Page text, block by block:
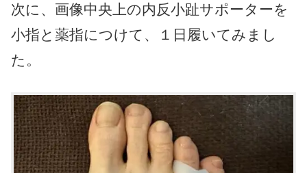
次に、画像中央上の内反小趾サポーターを
小指と薬指につけて、１日履いてみまし
た。